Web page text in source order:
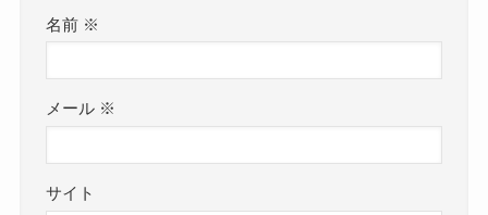
名前 ※
メール ※
サイト